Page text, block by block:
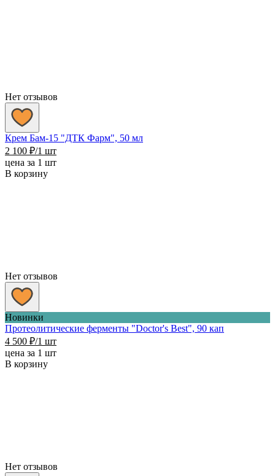
Нет отзывов
Крем Бам-15 "ДТК Фарм", 50 мл
2 100 ₽/1 шт
цена за 1 шт
В корзину
Нет отзывов
Новинки
Протеолитические ферменты "Doctor's Best", 90 кап
4 500 ₽/1 шт
цена за 1 шт
В корзину
Нет отзывов